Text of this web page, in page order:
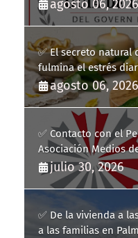
Balears
agosto 06, 2026
✅ El secreto natural
fulmina el estrés
agosto 06, 2026
✅ Contacto con el
Asociación Medios
julio 30, 2026
✅ De la vivienda a
a las familias en